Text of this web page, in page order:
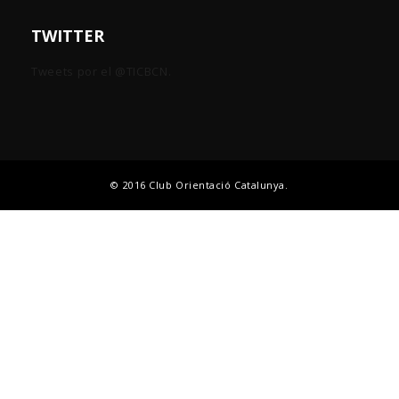
TWITTER
© 2016 Club Orientació Catalunya.